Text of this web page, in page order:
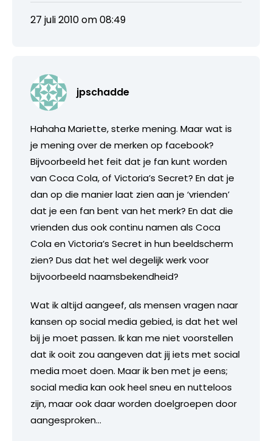
27 juli 2010 om 08:49
jpschadde
Hahaha Mariette, sterke mening. Maar wat is
je mening over de merken op facebook?
Bijvoorbeeld het feit dat je fan kunt worden
van Coca Cola, of Victoria’s Secret? En dat je
dan op die manier laat zien aan je ‘vrienden’
dat je een fan bent van het merk? En dat die
vrienden dus ook continu namen als Coca
Cola en Victoria’s Secret in hun beeldscherm
zien? Dus dat het wel degelijk werk voor
bijvoorbeeld naamsbekendheid?
Wat ik altijd aangeef, als mensen vragen naar
kansen op social media gebied, is dat het wel
bij je moet passen. Ik kan me niet voorstellen
dat ik ooit zou aangeven dat jij iets met social
media moet doen. Maar ik ben met je eens;
social media kan ook heel sneu en nutteloos
zijn, maar ook daar worden doelgroepen door
aangesproken…